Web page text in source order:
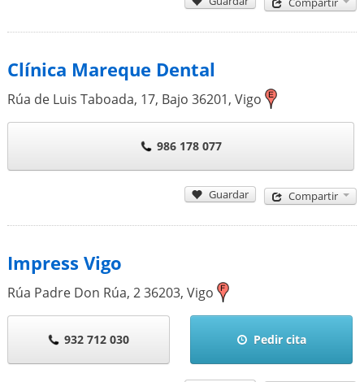
Clínica Mareque Dental
Rúa de Luis Taboada, 17, Bajo 36201, Vigo
986 178 077
Guardar Compartir
Impress Vigo
Rúa Padre Don Rúa, 236203, Vigo
932 712 030 Pedir cita